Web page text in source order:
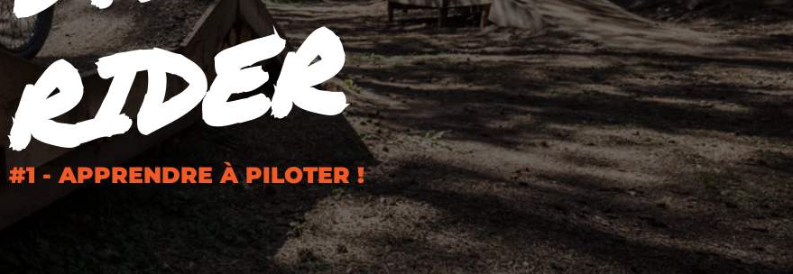
R
#1 - APPRENDRE À PILOTER !